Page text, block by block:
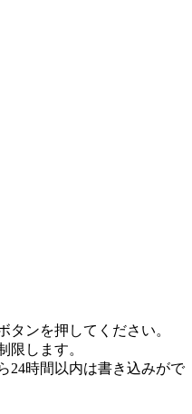
タンを押してください。
します。
24時間以内は書き込みがで